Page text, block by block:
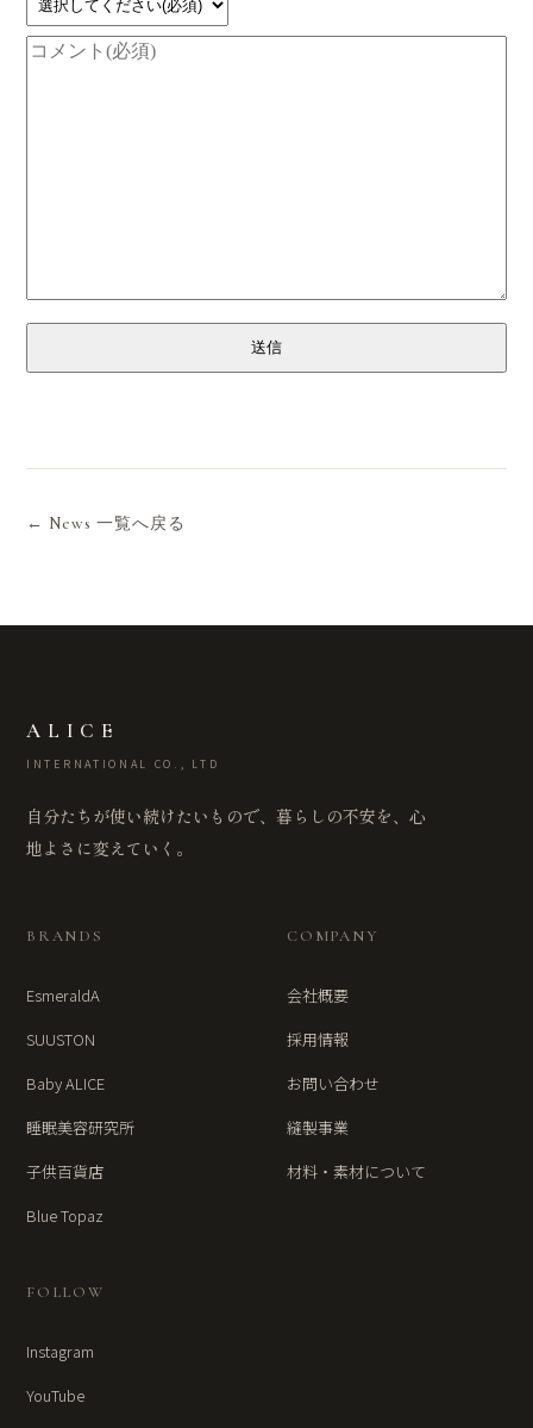
送信
← News 一覧へ戻る
ALICE
INTERNATIONAL CO., LTD
自分たちが使い続けたいもので、暮らしの不安を、心
地よさに変えていく。
BRANDS
EsmeraldA
SUUSTON
Baby ALICE
睡眠美容研究所
子供百貨店
Blue Topaz
COMPANY
会社概要
採用情報
お問い合わせ
縫製事業
材料・素材について
FOLLOW
Instagram
YouTube